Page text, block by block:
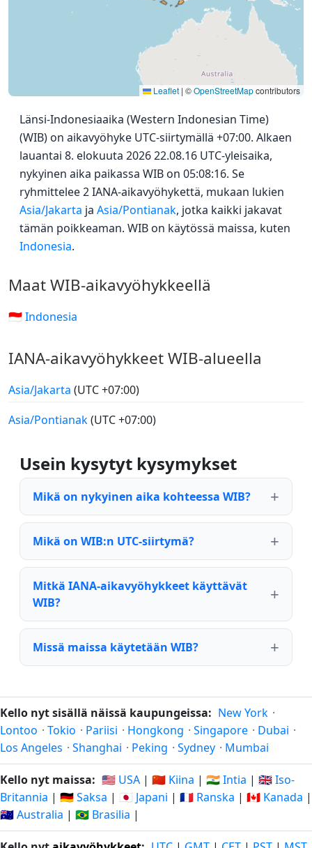
Leaflet | ©OpenStreetMapcontributors
Länsi-Indonesiaaika (Western Indonesian Time)
(WIB) on aikavyöhyke UTC-siirtymällä +07:00. Alkaen
lauantai 8. elokuuta 2026 22.08.16 UTC-yleisaika,
nykyinen aika paikassa WIB on 05:08:16. Se
ryhmittelee 2 IANA-aikavyöhykettä, mukaan lukien
Asia/Jakarta ja Asia/Pontianak, jotka kaikki jakavat
tämän poikkeaman. WIB on käytössä maissa, kuten
Indonesia.
Maat WIB-aikavyöhykkeellä
🇮🇩 Indonesia
IANA-aikavyöhykkeet WIB-alueella
Asia/Jakarta (UTC +07:00)
Asia/Pontianak(UTC +07:00)
Usein kysytyt kysymykset
Mikä on nykyinen aika kohteessa WIB?
Mikä on WIB:n UTC-siirtymä?
Mitkä IANA-aikavyöhykkeet käyttävät
WIB?
Missä maissa käytetään WIB?
Kello nyt sisällä näissä kaupungeissa: New York ·
Lontoo · Tokio · Pariisi · Hongkong · Singapore · Dubai ·
Los Angeles · Shanghai · Peking · Sydney · Mumbai
Kello nyt maissa: 🇺🇸 USA | 🇨🇳 Kiina | 🇮🇳 Intia | 🇬🇧 Iso-
Britannia | 🇩🇪 Saksa | 🇯🇵 Japani | 🇫🇷 Ranska | 🇨🇦 Kanada |
🇦🇺 Australia | 🇧🇷 Brasilia |